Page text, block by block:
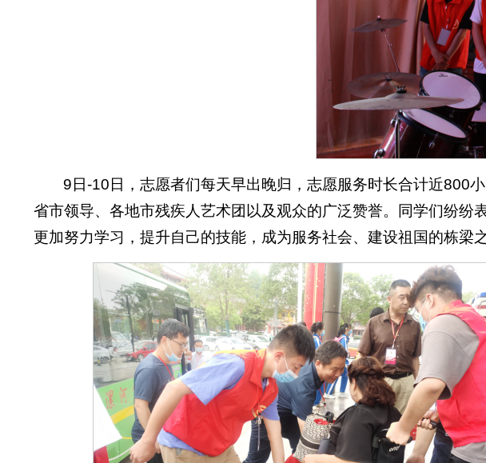
9日-10日，志愿者们每天早出晚归，志愿服务时长合计近800
省市领导、各地市残疾人艺术团以及观众的广泛赞誉。同学们纷
更加努力学习，提升自己的技能，成为服务社会、建设祖国的栋梁